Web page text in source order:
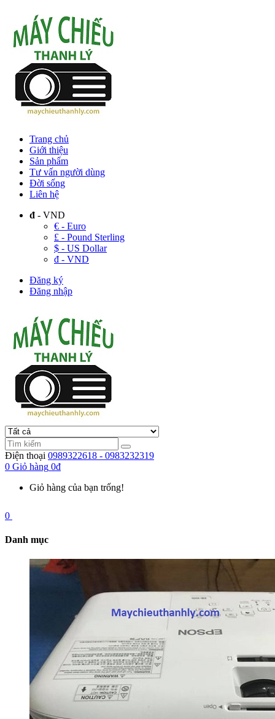
Trang chủ
Giới thiệu
Sản phẩm
Tư vấn người dùng
Đời sống
Liên hệ
đ - VND
€ - Euro
£ - Pound Sterling
$ - US Dollar
đ - VND
Đăng ký
Đăng nhập
Điện thoại 0989322618 - 0983232319
0 Giỏ hàng 0đ
Giỏ hàng của bạn trống!
0
Danh mục